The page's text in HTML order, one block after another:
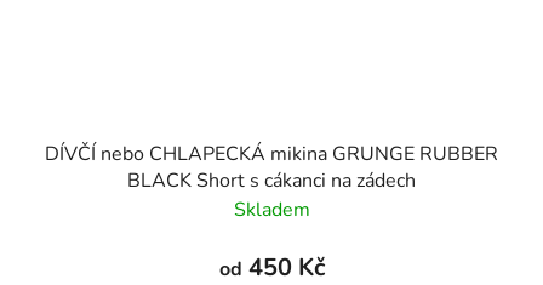
DÍVČÍ nebo CHLAPECKÁ mikina GRUNGE RUBBER
BLACK Short s cákanci na zádech
Skladem
od 450 Kč